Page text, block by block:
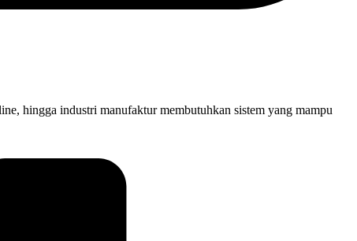
hingga industri manufaktur membutuhkan sistem yang mampu